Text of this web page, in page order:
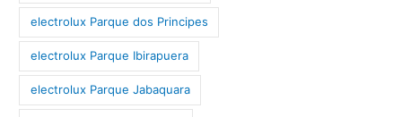
electrolux Parque dos Principes
electrolux Parque Ibirapuera
electrolux Parque Jabaquara